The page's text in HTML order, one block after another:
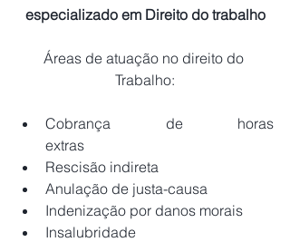
especializado em Direito do trabalho
Áreas de atuação no direito do
Trabalho:
Cobrança de horas
extras
Rescisão indireta
Anulação de justa-causa
Indenização por danos morais
Insalubridade